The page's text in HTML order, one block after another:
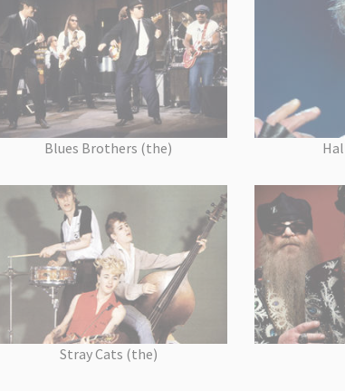
Blues Brothers (the)
Stray Cats (the)